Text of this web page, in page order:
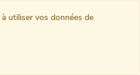
utiliser vos données de